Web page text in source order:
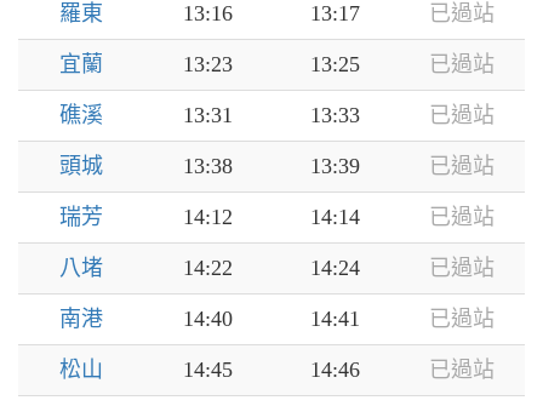
羅東 13:16 13:17 已過站
宜蘭 13:23 13:25 已過站
礁溪 13:31 13:33 已過站
頭城 13:38 13:39 已過站
瑞芳 14:12 14:14 已過站
八堵 14:22 14:24 已過站
南港 14:40 14:41 已過站
松山 14:45 14:46 已過站